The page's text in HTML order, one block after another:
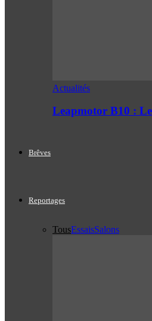
Actualités
Leapmotor B10 :
Brêves
Reportages
TousEssaisSalons